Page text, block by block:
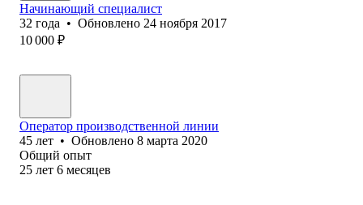
Начинающий специалист
32 года • Обновлено 24 ноября 2017
10 000 ₽
Оператор производственной линии
45 лет • Обновлено 8 марта 2020
Общий опыт
25 лет 6 месяцев